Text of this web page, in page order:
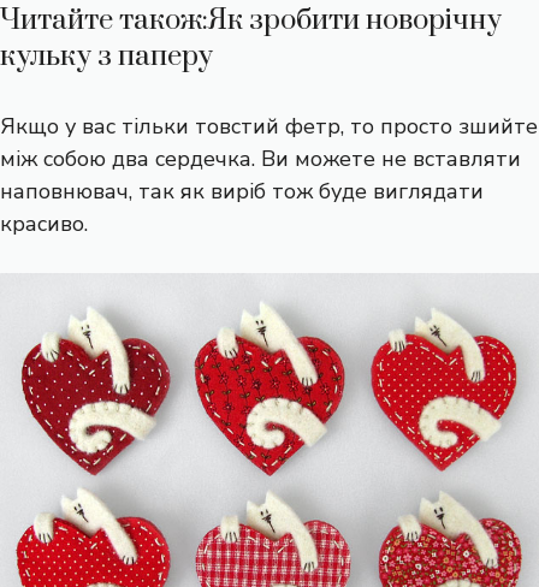
Читайте також:Як зробити новорічну
кульку з паперу
Якщо у вас тільки товстий фетр, то просто зшийте
між собою два сердечка. Ви можете не вставляти
наповнювач, так як виріб тож буде виглядати
красиво.